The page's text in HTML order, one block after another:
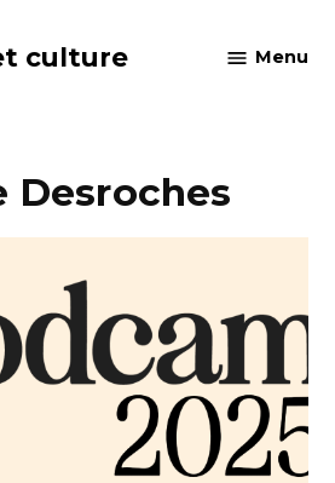
culture Menu
Desroches